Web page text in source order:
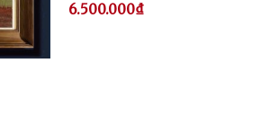
6.500.000₫